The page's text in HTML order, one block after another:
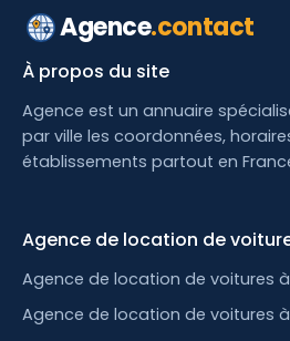
Agence.contact
À propos du site
Agence est un annuaire
par ville les coordonnées,
établissements partout en
Agence de location de
Agence de location de voitures à
Agence de location de voitures